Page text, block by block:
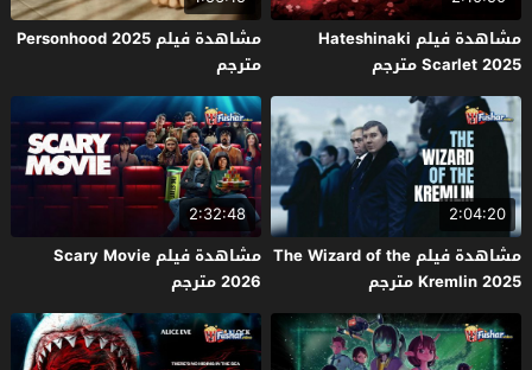
مشاهدة فيلم Hateshinaki
Scarlet 2025 مترجم
مشاهدة فيلم Personhood 2025
مترجم
2:04:20
مشاهدة فيلم The Wizard of the
Kremlin 2025 مترجم
2:32:48
مشاهدة فيلم Scary Movie
2026 مترجم